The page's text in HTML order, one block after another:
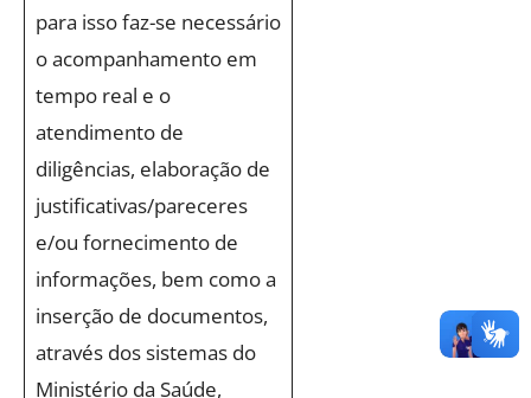
para isso faz-se necessário
o acompanhamento em
tempo real e o
atendimento de
diligências, elaboração de
justificativas/pareceres
e/ou fornecimento de
informações, bem como a
inserção de documentos,
através dos sistemas do
Ministério da Saúde,